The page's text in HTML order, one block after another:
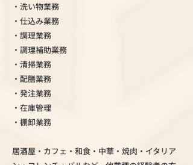
・洗い物業務
・仕込み業務
・調理業務
・調理補助業務
・清掃業務
・配膳業務
・発注業務
・在庫管理
・棚卸業務
居酒屋・カフェ・和食・中華・焼肉・イタリア